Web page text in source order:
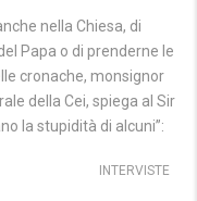
nella Chiesa, di
Papa o di prenderne le
cronache, monsignor
della Cei, spiega al Sir
la stupidità di alcuni”:
INTERVISTE